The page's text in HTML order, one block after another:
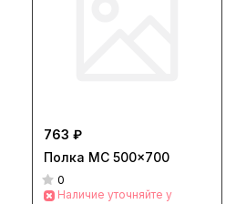
763 ₽
Полка МС 500x700
0
Наличие уточняйте у